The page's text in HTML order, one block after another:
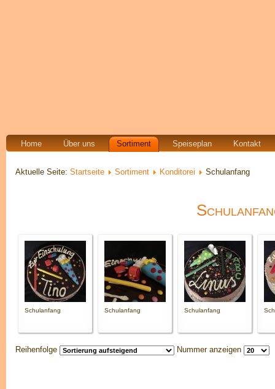
Home Über uns Sortiment Speiseplan Kontakt
Aktuelle Seite: Startseite Sortiment Konditorei Schulanfang
Schulanfang Schulanfang Schulanfang
Reihenfolge Nummer anzeigen